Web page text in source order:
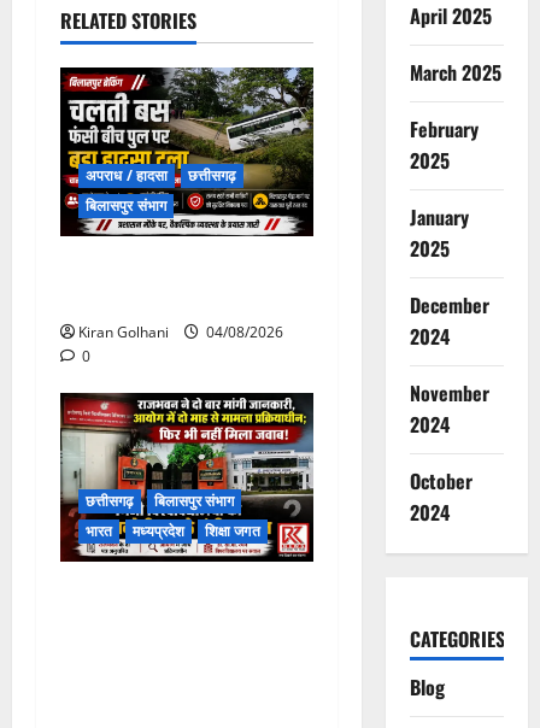
RELATED STORIES
अपराध / हादसा
छत्तीसगढ़
बिलासपुर संभाग
Kiran Golhani
04/08/2026
0
छत्तीसगढ़
बिलासपुर संभाग
भारत
मध्यप्रदेश शिक्षा जगत
April 2025
March 2025
February
2025
January
2025
December
2024
November
2024
October
2024
CATEGORIES
Blog